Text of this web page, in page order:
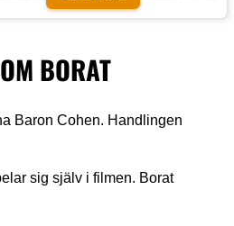
4 % elastan Foder: 100 % polyester Endast
BORAT
Baron Cohen. Handlingen
sig själv i filmen. Borat